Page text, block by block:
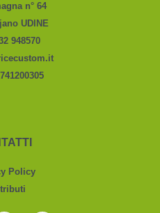
n° 64
UDINE
948570
Policy